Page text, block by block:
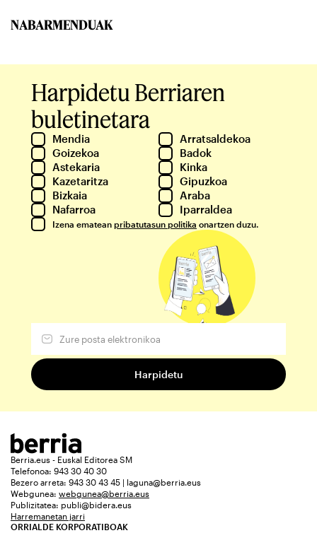
NABARMENDUAK
Harpidetu Berriaren
buletinetara
Mendia
Arratsaldekoa
Goizekoa
Badok
Astekaria
Kinka
Kazetaritza
Gipuzkoa
Bizkaia
Araba
Nafarroa
Iparraldea
Izena ematean pribatutasun politika onartzen duzu.
Berria.eus - Euskal Editorea SM
Telefonoa: 943 30 40 30
Bezero arreta: 943 30 43 45 | laguna@berria.eus
Webgunea: webgunea@berria.eus
Publizitatea: publi@bidera.eus
Harremanetan jarri
ORRIALDE KORPORATIBOAK